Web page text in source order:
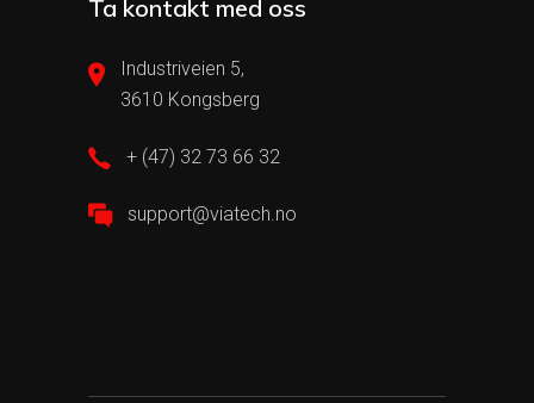
Ta kontakt med oss
Industriveien 5,
3610 Kongsberg
+ (47) 32 73 66 32
support@viatech.no